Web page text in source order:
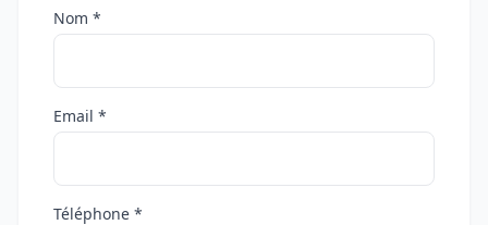
Nom *
Email *
Téléphone *